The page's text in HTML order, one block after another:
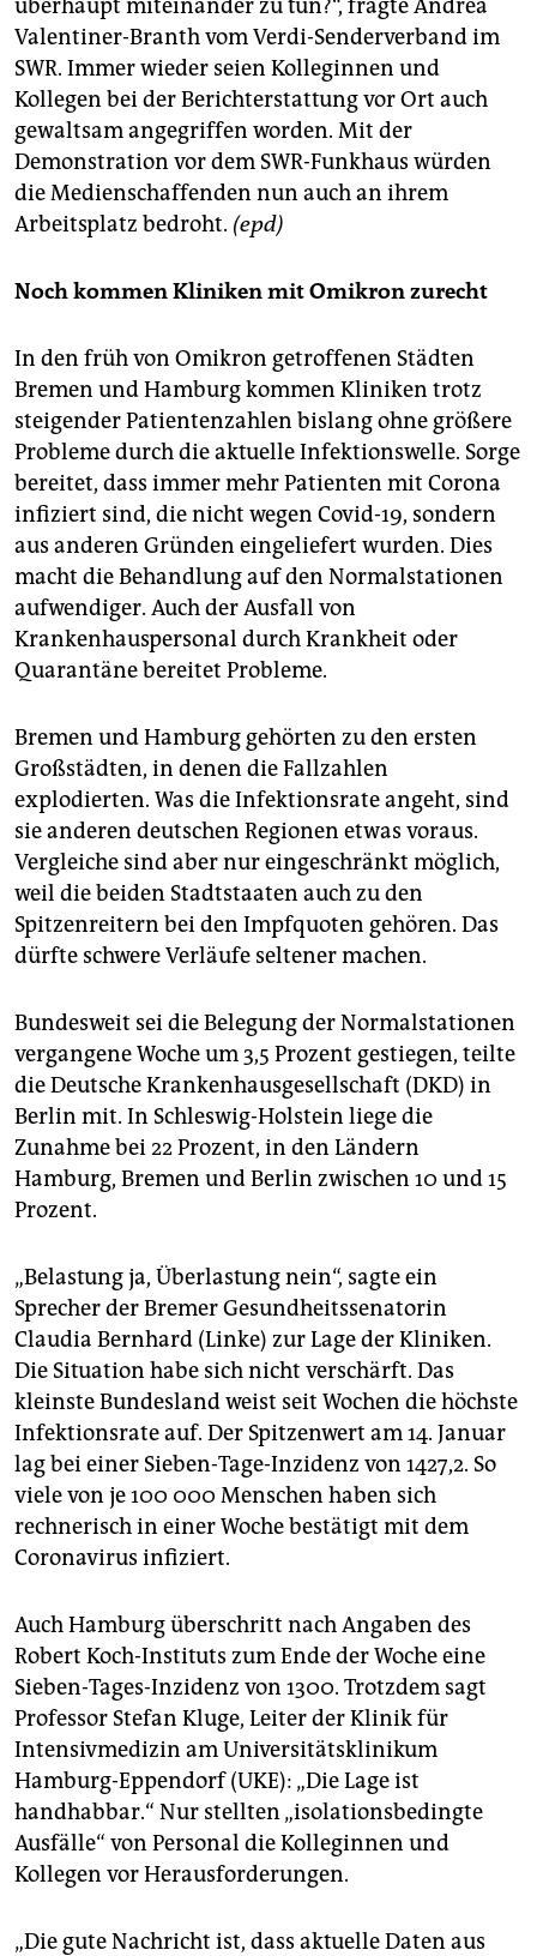
überhaupt miteinander zu tun?“, fragte Andrea
Valentiner-Branth vom Verdi-Senderverband im
SWR. Immer wieder seien Kolleginnen und
Kollegen bei der Berichterstattung vor Ort auch
gewaltsam angegriffen worden. Mit der
Demonstration vor dem SWR-Funkhaus würden
die Medienschaffenden nun auch an ihrem
Arbeitsplatz bedroht. (epd)
Noch kommen Kliniken mit Omikron zurecht
In den früh von Omikron getroffenen Städten
Bremen und Hamburg kommen Kliniken trotz
steigender Patientenzahlen bislang ohne größere
Probleme durch die aktuelle Infektionswelle. Sorge
bereitet, dass immer mehr Patienten mit Corona
infiziert sind, die nicht wegen Covid-19, sondern
aus anderen Gründen eingeliefert wurden. Dies
macht die Behandlung auf den Normalstationen
aufwendiger. Auch der Ausfall von
Krankenhauspersonal durch Krankheit oder
Quarantäne bereitet Probleme.
Bremen und Hamburg gehörten zu den ersten
Großstädten, in denen die Fallzahlen
explodierten. Was die Infektionsrate angeht, sind
sie anderen deutschen Regionen etwas voraus.
Vergleiche sind aber nur eingeschränkt möglich,
weil die beiden Stadtstaaten auch zu den
Spitzenreitern bei den Impfquoten gehören. Das
dürfte schwere Verläufe seltener machen.
Bundesweit sei die Belegung der Normalstationen
vergangene Woche um 3,5 Prozent gestiegen, teilte
die Deutsche Krankenhausgesellschaft (DKD) in
Berlin mit. In Schleswig-Holstein liege die
Zunahme bei 22 Prozent, in den Ländern
Hamburg, Bremen und Berlin zwischen 10 und 15
Prozent.
„Belastung ja, Überlastung nein“, sagte ein
Sprecher der Bremer Gesundheitssenatorin
Claudia Bernhard (Linke) zur Lage der Kliniken.
Die Situation habe sich nicht verschärft. Das
kleinste Bundesland weist seit Wochen die höchste
Infektionsrate auf. Der Spitzenwert am 14. Januar
lag bei einer Sieben-Tage-Inzidenz von 1427,2. So
viele von je 100 000 Menschen haben sich
rechnerisch in einer Woche bestätigt mit dem
Coronavirus infiziert.
Auch Hamburg überschritt nach Angaben des
Robert Koch-Instituts zum Ende der Woche eine
Sieben-Tages-Inzidenz von 1300. Trotzdem sagt
Professor Stefan Kluge, Leiter der Klinik für
Intensivmedizin am Universitätsklinikum
Hamburg-Eppendorf (UKE): „Die Lage ist
handhabbar.“ Nur stellten „isolationsbedingte
Ausfälle“ von Personal die Kolleginnen und
Kollegen vor Herausforderungen.
„Die gute Nachricht ist, dass aktuelle Daten aus